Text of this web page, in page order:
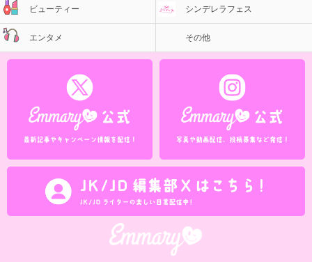
ビューティー シンデレラフェス
エンタメ その他